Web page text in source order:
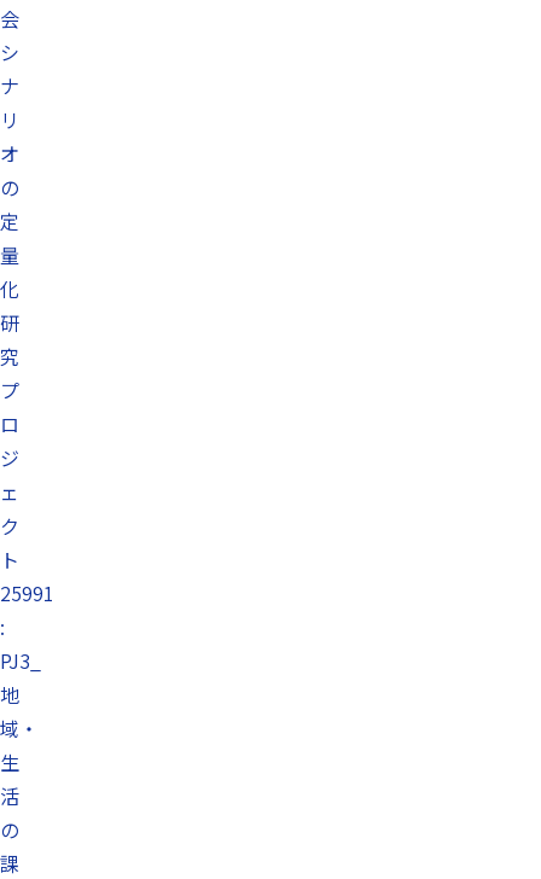
会
シ
ナ
リ
オ
の
定
量
化
研
究
プ
ロ
ジ
ェ
ク
ト
25991
:
PJ3_
地
域・
生
活
の
課